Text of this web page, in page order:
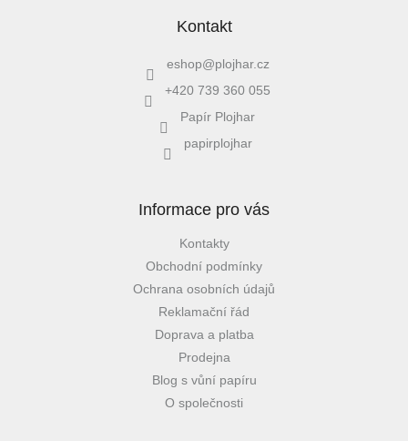
Kontakt
eshop@plojhar.cz
+420 739 360 055
Papír Plojhar
papirplojhar
Informace pro vás
Kontakty
Obchodní podmínky
Ochrana osobních údajů
Reklamační řád
Doprava a platba
Prodejna
Blog s vůní papíru
O společnosti